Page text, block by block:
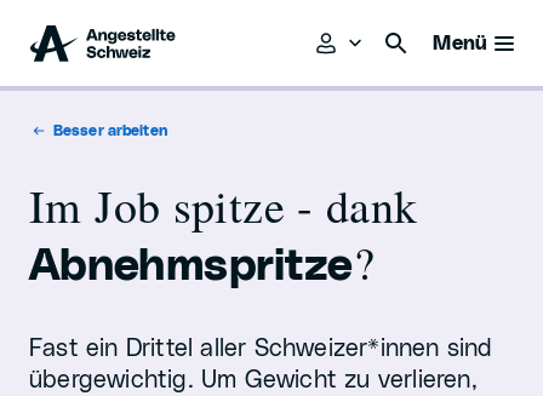
Menü
Besser arbeiten
Im Job spitze - dank
Abnehmspritze?
Fast ein Drittel aller Schweizer*innen sind
übergewichtig. Um Gewicht zu verlieren,